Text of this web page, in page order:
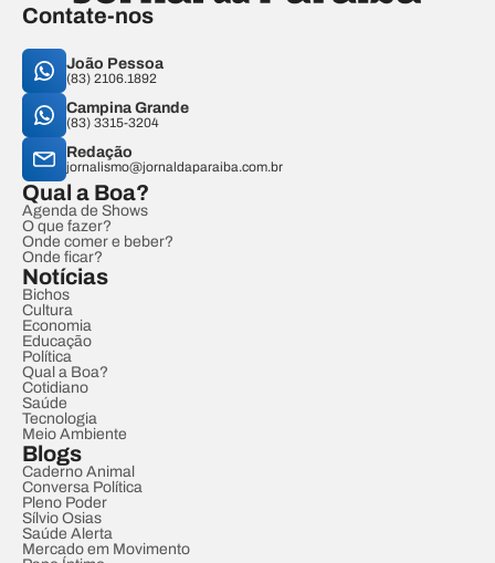
Contate-nos
João Pessoa
(83) 2106.1892
Campina Grande
(83) 3315-3204
Redação
jornalismo@jornaldaparaiba.com.br
Qual a Boa?
Agenda de Shows
O que fazer?
Onde comer e beber?
Onde ficar?
Notícias
Bichos
Cultura
Economia
Educação
Política
Qual a Boa?
Cotidiano
Saúde
Tecnologia
Meio Ambiente
Blogs
Caderno Animal
Conversa Política
Pleno Poder
Sílvio Osias
Saúde Alerta
Mercado em Movimento